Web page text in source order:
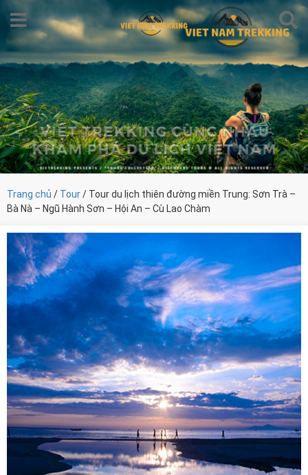
Trang chủ / Tour/ Tour du lịch thiên đường miền Trung: Sơn Trà –
Bà Nà – Ngũ Hành Sơn – Hội An – Cù Lao Chàm